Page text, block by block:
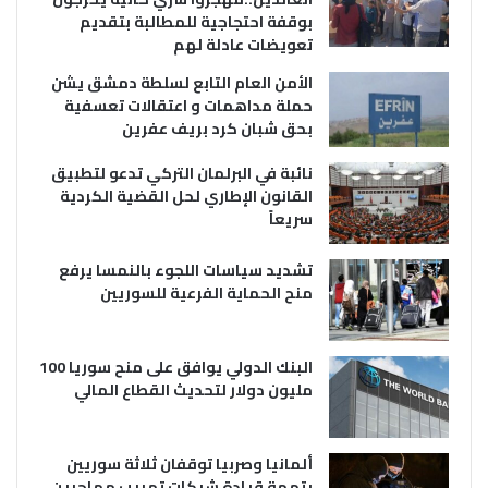
بوقفة احتجاجية للمطالبة بتقديم
تعويضات عادلة لهم
الأمن العام التابع لسلطة دمشق يشن
حملة مداهمات و اعتقالات تعسفية
بحق شبان كرد بريف عفرين
نائبة في البرلمان التركي تدعو لتطبيق
القانون الإطاري لحل القضية الكردية
سريعاً
تشديد سياسات اللجوء بالنمسا يرفع
منح الحماية الفرعية للسوريين
البنك الدولي يوافق على منح سوريا 100
مليون دولار لتحديث القطاع المالي
ألمانيا وصربيا توقفان ثلاثة سوريين